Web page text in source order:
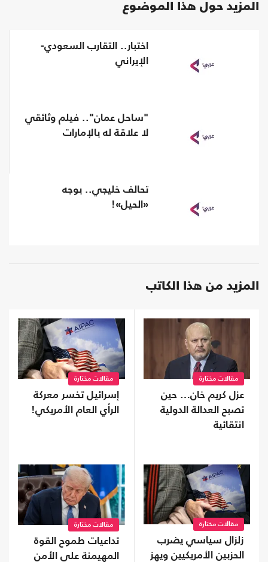
المزيد حول هذا الموضوع
اختبار.. التقارب السعودي-
الإيراني
"ساحل عمان".. فيلم وثائقي
لا علاقة له بالإمارات
تحالف خليجي.. بوجه
«الحيل»!
المزيد من هذا الكاتب
مقالات مختارة
عزل كريم خان… حين
تصبح العدالة الدولية
انتقائية
مقالات مختارة
إسرائيل تخسر معركة
الرأي العام الأمريكي!
مقالات مختارة
زلزال سياسي يضرب
الحزبين الأمريكيين ويهز
مقالات مختارة
تداعيات طموح القوة
المهيمنة على الأمن